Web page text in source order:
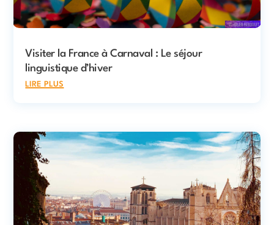
Visiter la France à Carnaval : Le séjour
linguistique d’hiver
lire plus